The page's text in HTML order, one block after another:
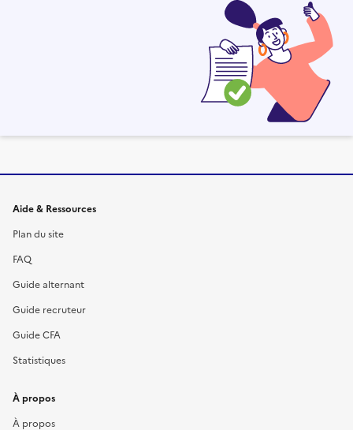
Informations et liens du site
Aide & Ressources
Plan du site
FAQ
Guide alternant
Guide recruteur
Guide CFA
Statistiques
À propos
À propos